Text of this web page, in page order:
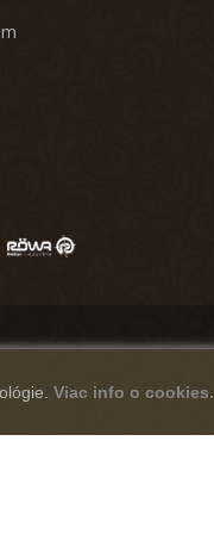
Viac info o cookies.